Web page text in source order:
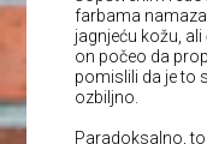
farbama
jagnjeću kožu,
on počeo da
pomislili da je to
ozbiljno.
Paradoksalno,